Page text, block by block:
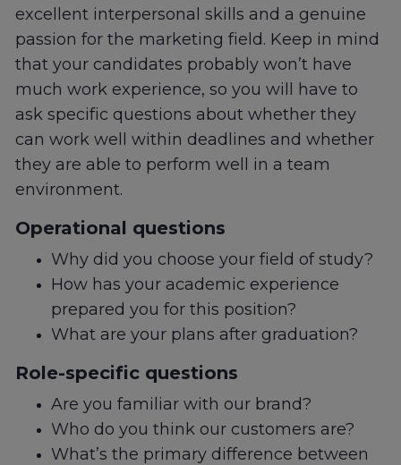
excellent interpersonal skills and a genuine
passion for the marketing field. Keep in mind
that your candidates probably won’t have
much work experience, so you will have to
ask specific questions about whether they
can work well within deadlines and whether
they are able to perform well in a team
environment.
Operational questions
Why did you choose your field of study?
How has your academic experience
prepared you for this position?
What are your plans after graduation?
Role-specific questions
Are you familiar with our brand?
Who do you think our customers are?
What’s the primary difference between